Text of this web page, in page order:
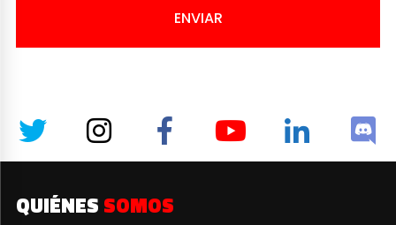
ENVIAR
QUIÉNES SOMOS